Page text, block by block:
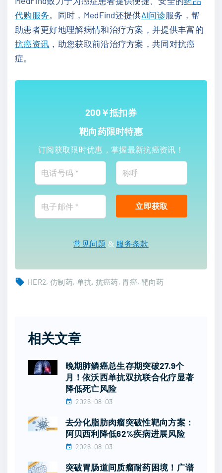
代购服务。同时，MedFind还提供AI问诊服务，帮
助患者更好地理解病情和治疗方案，并提供丰富的
抗癌资讯 ，助您获取前沿治疗方案，共同对抗癌
症。
200￥抵扣券
靶向药限时特惠
订阅获取限时优惠，掌握最新抗癌资讯！
常见问题 & 服务条款
HER2 仿制药 单抗 抗癌药 胃癌 靶向药
相关文章
晚期肺鳞癌总生存期突破27.9个
月！依沃西单抗双抗联合化疗显著
降低死亡风险
2026-08-03
去分化脂肪肉瘤突破性靶向方案：
阿贝西利降低62%疾病进展风险
2026-08-03
突破胃肠道间质瘤耐药困境！广谱